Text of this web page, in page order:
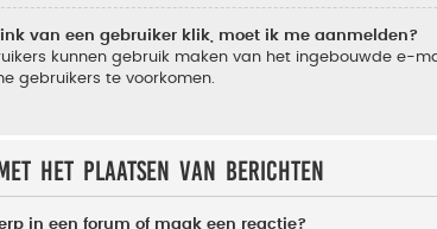
van een gebruiker klik, moet ik me aanmelden?
kunnen gebruik maken van het ingebouwde e-
gebruikers te voorkomen.
het plaatsen van berichten
in een forum of maak een reactie?